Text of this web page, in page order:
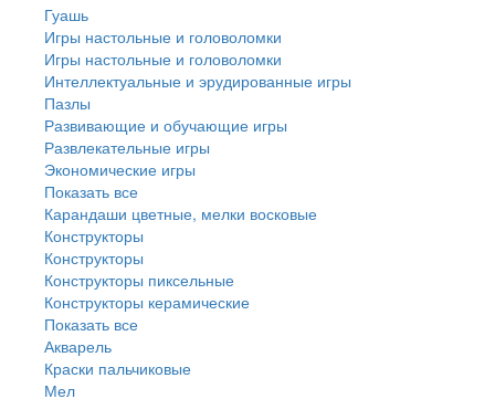
Гуашь
Игры настольные и головоломки
Игры настольные и головоломки
Интеллектуальные и эрудированные игры
Пазлы
Развивающие и обучающие игры
Развлекательные игры
Экономические игры
Показать все
Карандаши цветные, мелки восковые
Конструкторы
Конструкторы
Конструкторы пиксельные
Конструкторы керамические
Показать все
Акварель
Краски пальчиковые
Мел